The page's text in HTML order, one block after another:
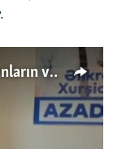
Gəncə hadisələrinə görə həbs olunanların valideyinləri və yaxınları danışdı